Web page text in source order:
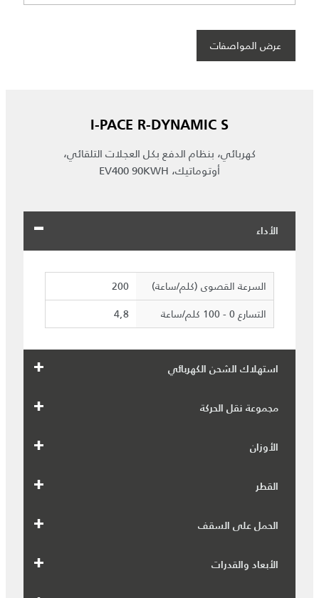
عرض المواصفات
I-PACE R-DYNAMIC S
كهربائي، بنظام الدفع بكل العجلات التلقائي،
أوتوماتيك، EV400 90KWH
الأداء
السرعة القصوى (كلم/ساعة)
200
التسارع 0 - 100 كلم/ساعة
4,8
استهلاك الشحن الكهربائي
مجموعة نقل الحركة
الأوزان
القطر
الحمل على السقف
الأبعاد والقدرات